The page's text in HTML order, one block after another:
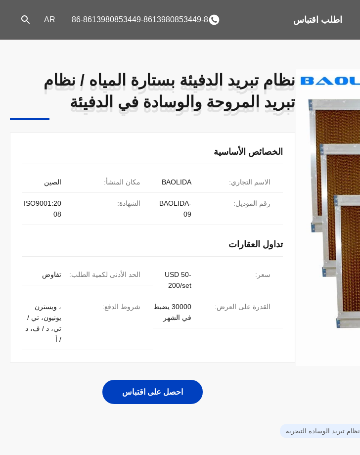
اطلب اقتباس 86-8613980853449-8613980853449-8
AR
نظام تبريد الدفيئة بستارة المياه / نظام
تبريد المروحة والوسادة في الدفيئة
نظام تبريد الدفيئة بستارة المياه / نظام
تبريد المروحة والوسادة في الدفيئة
الخصائص الأساسية
مكان المنشأ: الصين الاسم التجاري: BAOLIDA
الشهادة:
ISO9001:20
08
رقم الموديل:
BAOLIDA-
09
تداول العقارات
الحد الأدنى لكمية الطلب: تفاوض سعر:
USD 50-
200/set
شروط الدفع:
، ويسترن
يونيون، تي /
تي، د / ف، د
/ أ
القدرة على العرض:
30000 يضبط
في الشهر
احصل على اقتباس
نظام تبريد الوسادة التبخرية